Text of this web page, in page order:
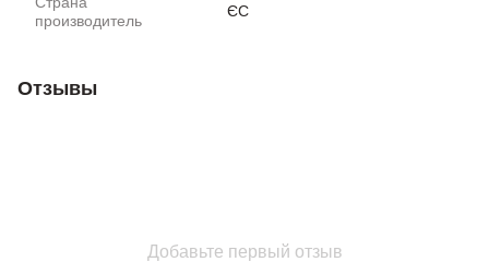
производитель
ЄС
Отзывы
Добавьте первый отзыв